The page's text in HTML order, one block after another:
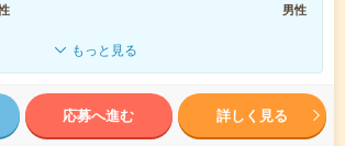
男性
もっと見る
応募へ進む 詳しく見る